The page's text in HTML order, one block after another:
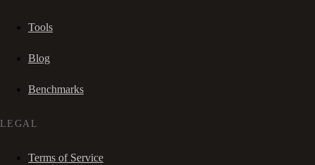
Tools
Blog
Benchmarks
LEGAL
Terms of Service